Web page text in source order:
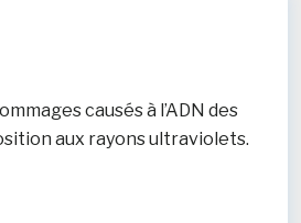
causés à l’ADN des
aux rayons ultraviolets.